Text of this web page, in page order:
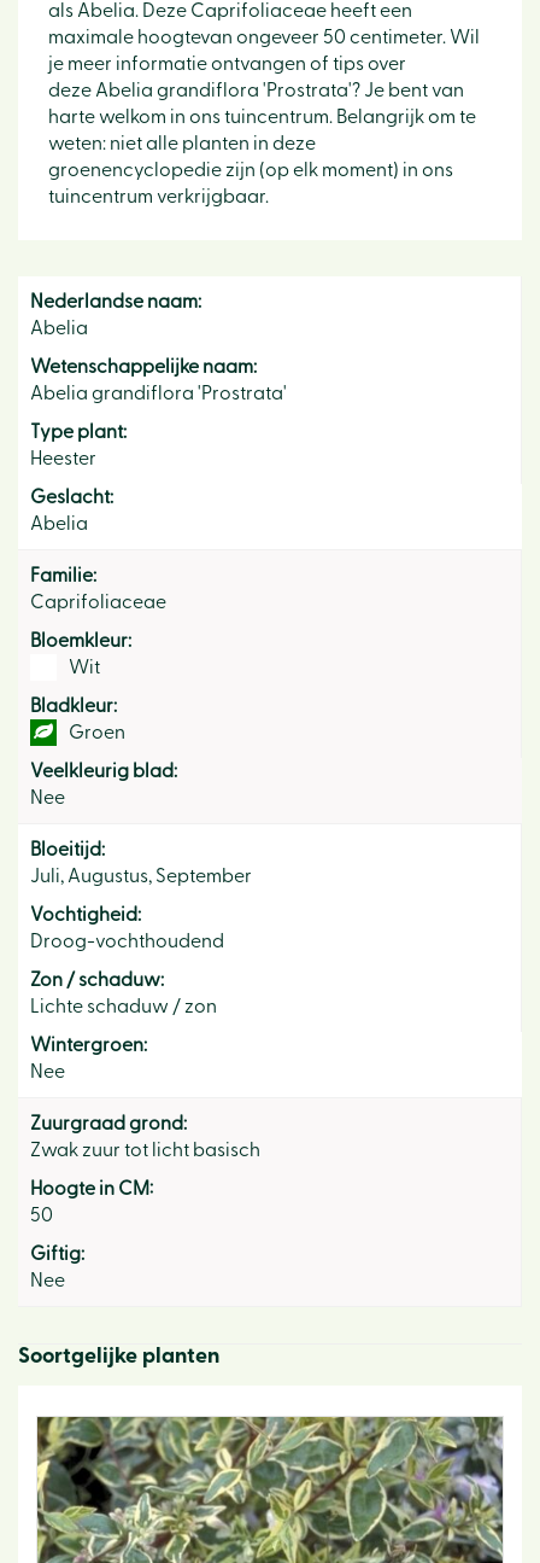
als Abelia. Deze Caprifoliaceae heeft een
maximale hoogtevan ongeveer 50 centimeter. Wil
je meer informatie ontvangen of tips over
deze Abelia grandiflora 'Prostrata'? Je bent van
harte welkom in ons tuincentrum. Belangrijk om te
weten: niet alle planten in deze
groenencyclopedie zijn (op elk moment) in ons
tuincentrum verkrijgbaar.
Nederlandse naam:
Abelia
Wetenschappelijke naam:
Abelia grandiflora 'Prostrata'
Type plant:
Heester
Geslacht:
Abelia
Familie:
Caprifoliaceae
Bloemkleur:
Wit
Bladkleur:
Groen
Veelkleurig blad:
Nee
Bloeitijd:
Juli, Augustus, September
Vochtigheid:
Droog-vochthoudend
Zon / schaduw:
Lichte schaduw / zon
Wintergroen:
Nee
Zuurgraad grond:
Zwak zuur tot licht basisch
Hoogte in CM:
50
Giftig:
Nee
Soortgelijke planten